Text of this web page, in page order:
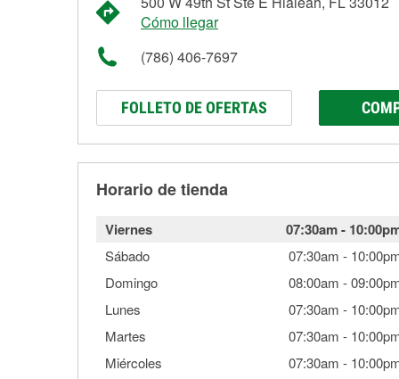
Cómo llegar
(786) 406-7697
FOLLETO DE OFERTAS
Horario de tienda
Viernes 07:30am-
Sábado 07:30am -
Domingo
08:00am -
Lunes
07:30am -
Martes
07:30am -
Miércoles
07:30am -